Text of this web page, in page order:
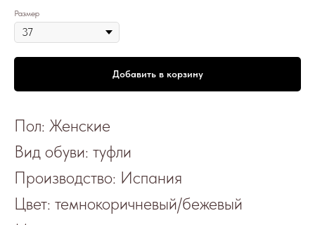
Размер
Добавить в корзину
Пол: Женские
Вид обуви: туфли
Производство: Испания
Цвет: темнокоричневый/бежевый